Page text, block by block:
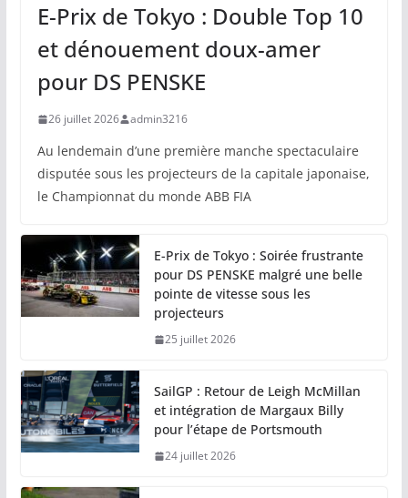
E-Prix de Tokyo : Double Top 10
et dénouement doux-amer
pour DS PENSKE
26 juillet 2026 admin3216
Au lendemain d’une première manche spectaculaire
disputée sous les projecteurs de la capitale japonaise,
le Championnat du monde ABB FIA
E-Prix de Tokyo : Soirée frustrante
pour DS PENSKE malgré une belle
pointe de vitesse sous les
projecteurs
25 juillet 2026
SailGP : Retour de Leigh McMillan
et intégration de Margaux Billy
pour l’étape de Portsmouth
24 juillet 2026